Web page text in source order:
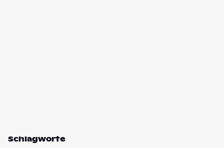
Schlagworte